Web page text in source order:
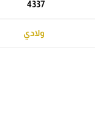
4337
ولادي